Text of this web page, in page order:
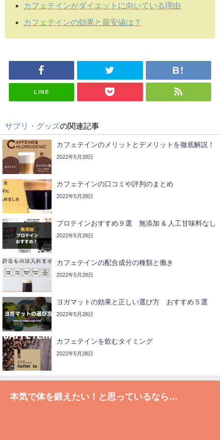
カフェテインがダイエットに向いている理由
カフェテインの効果と最安値は？
LINE
サプリ・グッズの関連記事
カフェテインのメリットとデメリットを徹底解説！
2022年5月28日
カフェテインの口コミや評判のまとめ
2022年5月28日
プロテインおすすめ９選 無添加 & 人工甘味料なし
2022年5月28日
カフェテインの配合成分の種類と働き
2022年5月28日
ヨガマットの効果と正しい選び方 おすすめ５選
2022年5月28日
カフェテインを飲むタイミング
2022年5月28日
本気で体を鍛えたい！と思っているなら…